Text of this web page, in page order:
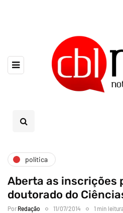
política
Aberta as inscrições
doutorado do
Por Redação 11/07/2014 1 min